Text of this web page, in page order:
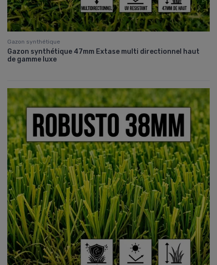
Gazon synthétique
Gazon synthétique 47mm Extase multi directionnel haut
de gamme luxe